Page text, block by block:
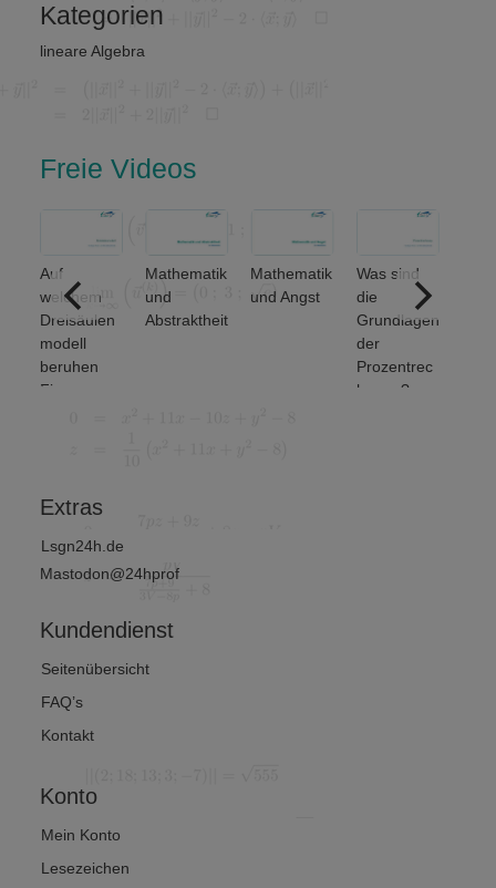
Kategorien
lineare Algebra
Freie Videos
Auf
welchem
Dreisäulen
modell
beruhen
Finanz-
Mathematik
und
Abstraktheit
Mathematik
und Angst
Was sind
die
Grundlagen
der
Prozentrec
hnung?
Extras
Lsgn24h.de
Mastodon@24hprof
Kundendienst
Seitenübersicht
FAQ’s
Kontakt
Konto
Mein Konto
Lesezeichen